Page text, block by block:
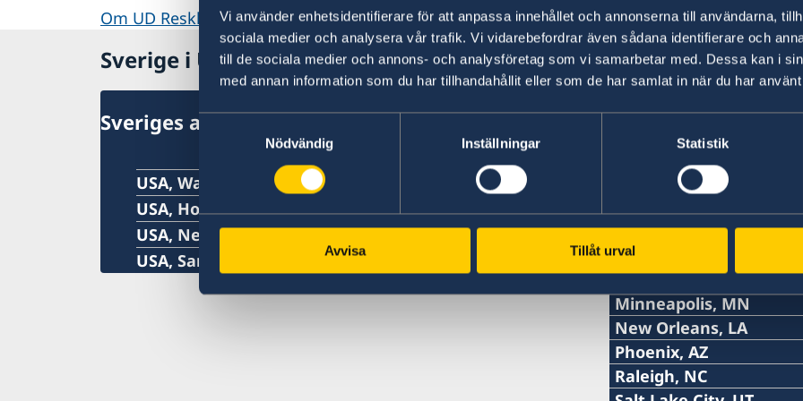
Vi använder enhetsidentifierare för att anpassa innehållet och annonserna till användarna,
sociala medier och analysera vår trafik. Vi vidarebefordrar även sådana identifierare och
till de sociala medier och annons- och analysföretag som vi samarbetar med. Dessa kan i
med annan information som du har tillhandahållit eller som de har samlat in när du har
Samtyckesval
Nödvändig
Inställningar Statistik
Avvisa Tillåt urval
Om UD Resklar på regeringen.se
Anmäl dig till
Sverige i USA
Sveriges ambassad och generalkonsulat
USA, Washington
USA, Houston
USA, New York
USA, San Francisco
Svenska konsulat
+1 (907) 764-3292
E-post:
2925 Debarr Road, suite
Anchorage, AK 99508
USA
Atlanta, GA
+1 (404) 408-7460
One Ameris Center
3490 Piedmont Road,
Tel:
+1 (312) 781 6262
E-post:
5211 North Clark Street
Cleveland, OH
Honorärkonsulatet i
kontakta Sveriges
Denver, CO
Honorärkonsulatet i
kontakta Sveriges
Fort Lauderdale &
Tel:
+1 (954) 467 3507
E-post:
Minneapolis, MN
Tel:
+1 (612) 870 3377
New Orleans, LA
Tel:
+ 1 (504) 460-2825
Phoenix, AZ
Tel:
Raleigh, NC